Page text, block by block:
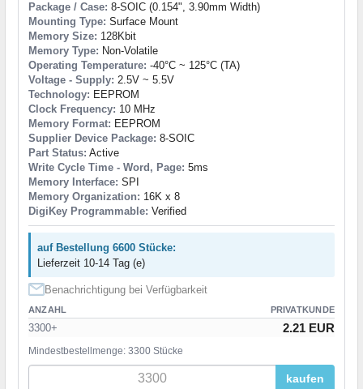
Package / Case: 8-SOIC (0.154", 3.90mm Width)
Mounting Type: Surface Mount
Memory Size: 128Kbit
Memory Type: Non-Volatile
Operating Temperature: -40°C ~ 125°C (TA)
Voltage - Supply: 2.5V ~ 5.5V
Technology: EEPROM
Clock Frequency: 10 MHz
Memory Format: EEPROM
Supplier Device Package: 8-SOIC
Part Status: Active
Write Cycle Time - Word, Page: 5ms
Memory Interface: SPI
Memory Organization: 16K x 8
DigiKey Programmable: Verified
auf Bestellung 6600 Stücke:
Lieferzeit 10-14 Tag (e)
Benachrichtigung bei Verfügbarkeit
ANZAHL PRIVATKUNDE
3300+ 2.21 EUR
Mindestbestellmenge: 3300 Stücke
kaufen